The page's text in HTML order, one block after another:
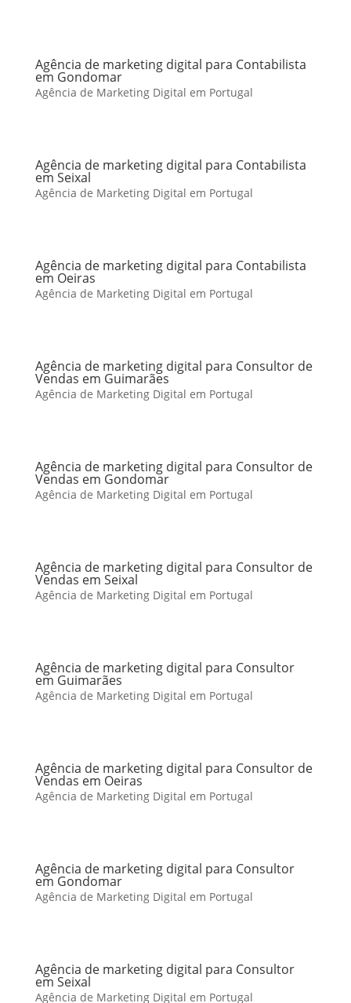
Agência de marketing digital para Contabilista
em Gondomar
Agência de Marketing Digital em Portugal
Agência de marketing digital para Contabilista
em Seixal
Agência de Marketing Digital em Portugal
Agência de marketing digital para Contabilista
em Oeiras
Agência de Marketing Digital em Portugal
Agência de marketing digital para Consultor de
Vendas em Guimarães
Agência de Marketing Digital em Portugal
Agência de marketing digital para Consultor de
Vendas em Gondomar
Agência de Marketing Digital em Portugal
Agência de marketing digital para Consultor de
Vendas em Seixal
Agência de Marketing Digital em Portugal
Agência de marketing digital para Consultor
em Guimarães
Agência de Marketing Digital em Portugal
Agência de marketing digital para Consultor de
Vendas em Oeiras
Agência de Marketing Digital em Portugal
Agência de marketing digital para Consultor
em Gondomar
Agência de Marketing Digital em Portugal
Agência de marketing digital para Consultor
em Seixal
Agência de Marketing Digital em Portugal